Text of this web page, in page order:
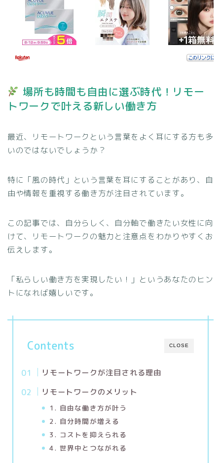
場所も時間も自由に選ぶ時代！リモー
トワークで叶える新しい働き方
最近、リモートワークという言葉をよく耳にする方も多
いのではないでしょうか？
特に「風の時代」という言葉を耳にすることがあり、自
由や情報を重視する働き方が注目されています。
この記事では、自分らしく、自分軸で働きたい女性に向
けて、リモートワークの魅力と注意点をわかりやすくお
伝えします。
「私らしい働き方を実現したい！」というあなたのヒン
トになれば嬉しいです。
CLOSE
Contents
リモートワークが注目される理由
リモートワークのメリット
1. 自由な働き方が叶う
2. 自分時間が増える
3. コストを抑えられる
4. 世界中とつながれる